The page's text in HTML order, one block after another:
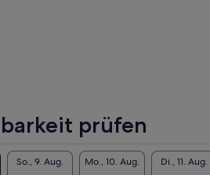
prüfen
So., 9. Aug. Mo., 10. Aug. Di., 11. Aug.